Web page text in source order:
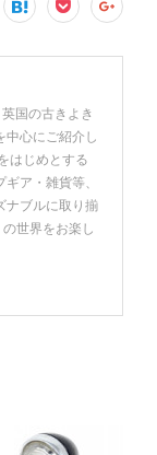
国の古きよき
中心にご紹介し
はじめとする
ア・雑貨等、
ナブルに取り揃
世界をお楽し